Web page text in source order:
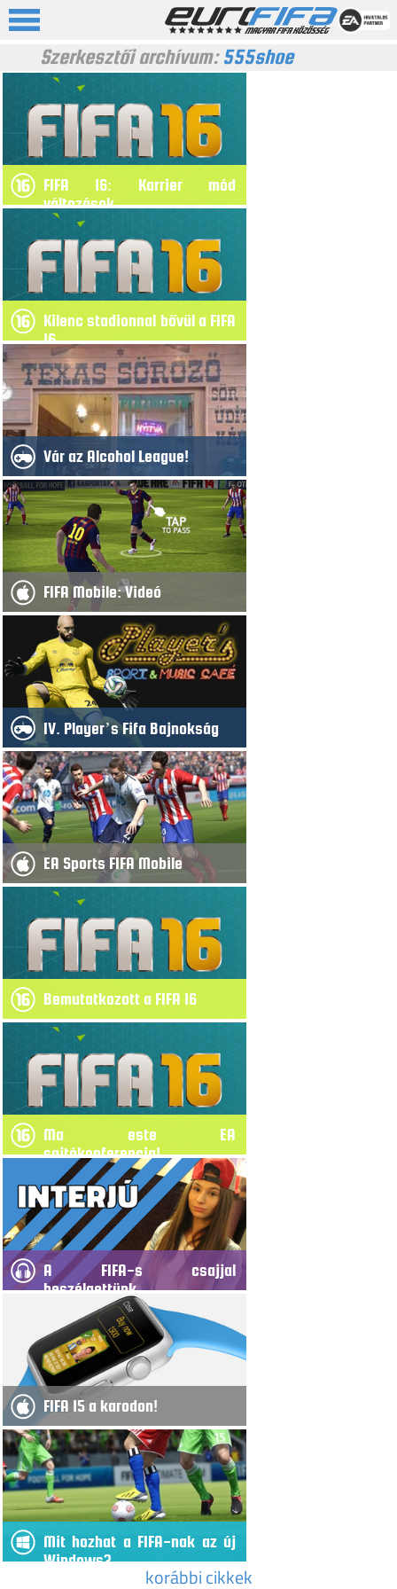
Szerkesztői archívum:555shoe
FIFA 16: Karrier mód
változások
Kilenc stadionnal bővül a FIFA
16
Vár az Alcohol League!
FIFA Mobile: Videó
IV. Player’s Fifa Bajnokság
EA Sports FIFA Mobile
Bemutatkozott a FIFA 16
Ma este EA
sajtókonferencia!
A FIFA-s csajjal
beszélgettünk
FIFA 15 a karodon!
Mit hozhat a FIFA-nak az új
Windows?
korábbi cikkek